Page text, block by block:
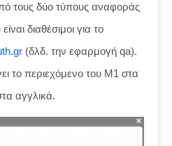
τους δύο τύπους αναφοράς
διαθέσιμοι για το
(δλδ. την εφαρμογή qa).
το περιεχόμενο του Μ1 στα
αγγλικά.